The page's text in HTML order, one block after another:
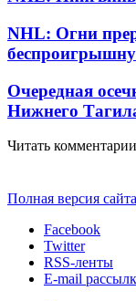
NHL: Огни
Очередная
Нижнего
Читать комментарии
Полная версия сайта
Facebook
Twitter
RSS-ленты
E-mail